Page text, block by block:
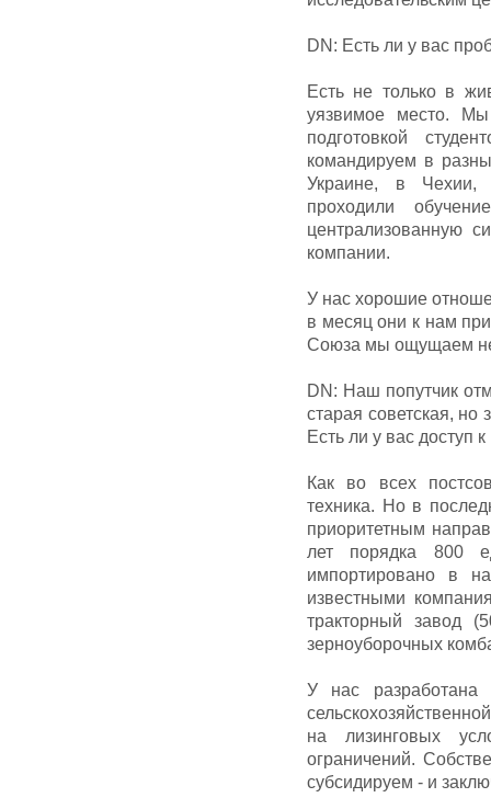
DN: Есть ли у вас
Есть не только в
уязвимое место.
подготовкой
командируем в
Украине, в Чехии,
проходили
централизованную
компании.
У нас хорошие
в месяц они к нам
Союза мы ощущаем
DN: Наш попутчик
старая советская, но
Есть ли у вас доступ
Как во всех
техника. Но в
приоритетным
лет порядка 800
импортировано в
известными
тракторный завод
зерноуборочных
У нас разработана
на лизинговых
ограничений.
субсидируем - и